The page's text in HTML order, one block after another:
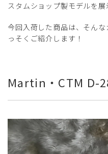
スタムショップ製モデルを展
今回入荷した商品は、そん
っそくご紹介します！
Martin・CTM D-